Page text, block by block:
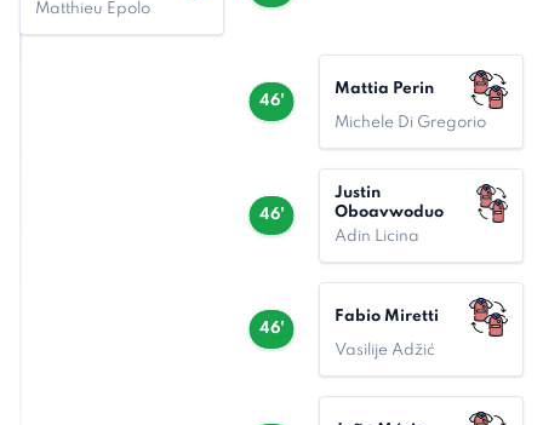
Matthieu Epolo
46'
Mattia Perin
Michele Di Gregorio
46'
Justin
Oboavwoduo
Adin Licina
46'
Fabio Miretti
Vasilije Adžić